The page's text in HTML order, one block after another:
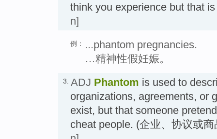
think you experience but that
n]
例：
...phantom pregnancies.
…精神性假妊娠。
3. ADJ Phantom is used to
organizations, agreements, or
exist, but that someone
cheat people. (企业、协议或